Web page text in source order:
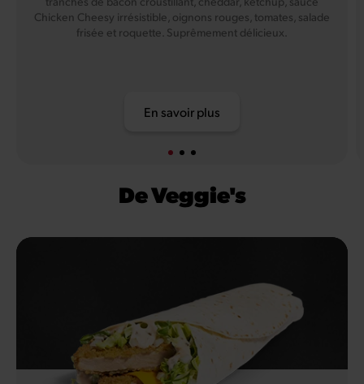
Chicken Cheesy irrésistible, oignons rouges, tomates, salade
frisée et roquette. Suprêmement délicieux.
En savoir plus
De Veggie's